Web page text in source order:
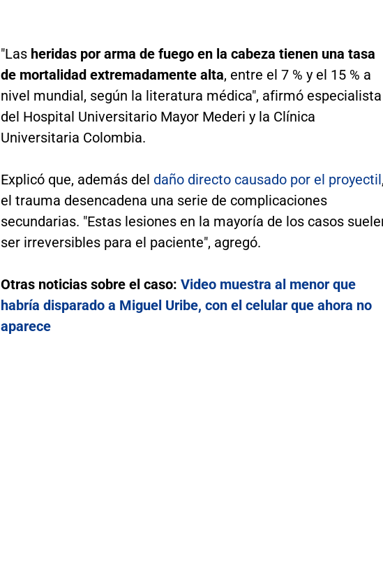
"Las heridas por arma de fuego en la cabeza tienen una tasa
de mortalidad extremadamente alta, entre el 7 % y el 15 % a
nivel mundial, según la literatura médica", afirmó especialista
del Hospital Universitario Mayor Mederi y la Clínica
Universitaria Colombia.
Explicó que, además del daño directo causado por el proyectil
el trauma desencadena una serie de complicaciones
secundarias. "Estas lesiones en la mayoría de los casos
ser irreversibles para el paciente", agregó.
Otras noticias sobre el caso: Video muestra al menor que
habría disparado a Miguel Uribe, con el celular que ahora no
aparece